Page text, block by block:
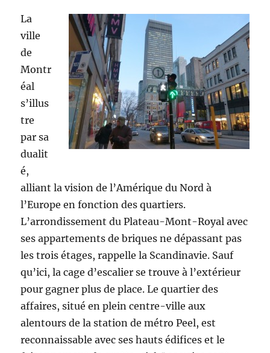
La
ville
de
Montr
éal
s’illus
tre
par sa
dualit
é,
alliant la vision de l’Amérique du Nord à
l’Europe en fonction des quartiers.
L’arrondissement du Plateau-Mont-Royal avec
ses appartements de briques ne dépassant pas
les trois étages, rappelle la Scandinavie. Sauf
qu’ici, la cage d’escalier se trouve à l’extérieur
pour gagner plus de place. Le quartier des
affaires, situé en plein centre-ville aux
alentours de la station de métro Peel, est
reconnaissable avec ses hauts édifices et le